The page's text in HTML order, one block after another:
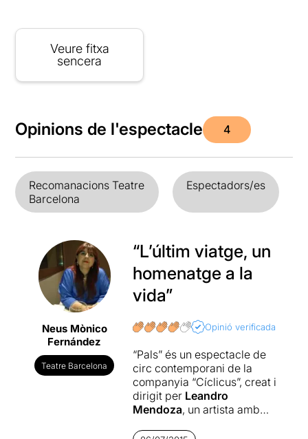
Veure fitxa
sencera
Opinions de l'espectacle 4
Recomanacions Teatre
Barcelona
Espectadors/es
Neus Mònico
Fernández
Teatre Barcelona
“L’últim viatge, un
homenatge a la
vida”
Opinió verificada
“Pals” és un espectacle de
circ contemporani de la
companyia “Cíclicus”, creat i
dirigit per Leandro
Mendoza, un artista amb